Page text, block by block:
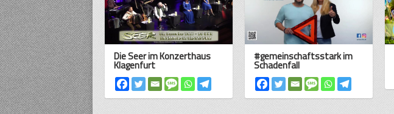
Die Seer im Konzerthaus
Klagenfurt
#gemeinschaftsstark im
Schadenfall